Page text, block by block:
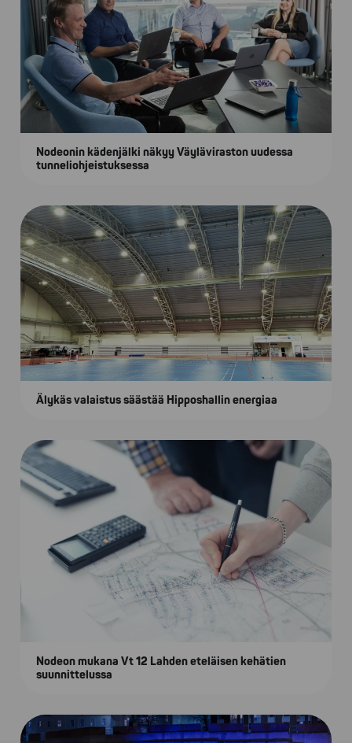
Nodeonin kädenjälki näkyy Väyläviraston uudessa
tunneliohjeistuksessa
Älykäs valaistus säästää Hipposhallin energiaa
Nodeon mukana Vt 12 Lahden eteläisen kehätien
suunnittelussa